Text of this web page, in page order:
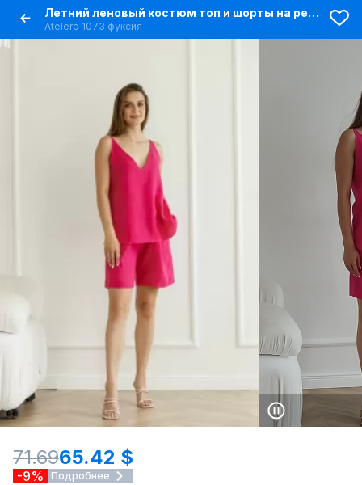
Летний леновый костюм топ и шорты на резинке
Atelero 1073 фуксия
71.6965.42 $
-9% Подробнее